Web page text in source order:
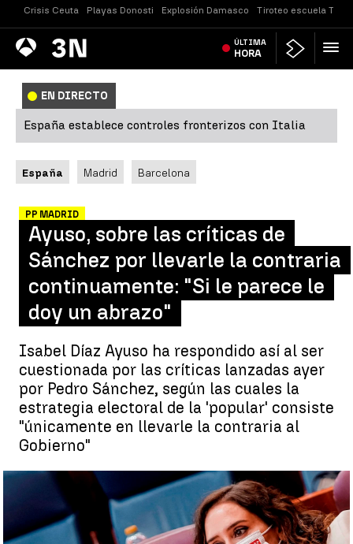
Crisis Ceuta Playas Donosti Explosión Damasco Tiroteo escuela
Antena
3 Noticias ÚLTIMA
HORA
EN DIRECTO
España establece controles fronterizos con Italia
España Madrid Barcelona
PP MADRID
Ayuso, sobre las críticas de
Sánchez por llevarle la contraria
continuamente: "Si le parece le
doy un abrazo"
Isabel Díaz Ayuso ha respondido así al ser
cuestionada por las críticas lanzadas ayer
por Pedro Sánchez, según las cuales la
estrategia electoral de la 'popular' consiste
"únicamente en llevarle la contraria al
Gobierno"
Ayuso, sobre las críticas de Sánchez por llevarle la contraria
continuamente: "Si le parece le doy un abrazo" |Efe